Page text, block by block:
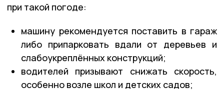
при такой погоде:
машину рекомендуется поставить в гараж
либо припарковать вдали от деревьев и
слабоукреплённых конструкций;
водителей призывают снижать скорость,
особенно возле школ и детских садов;